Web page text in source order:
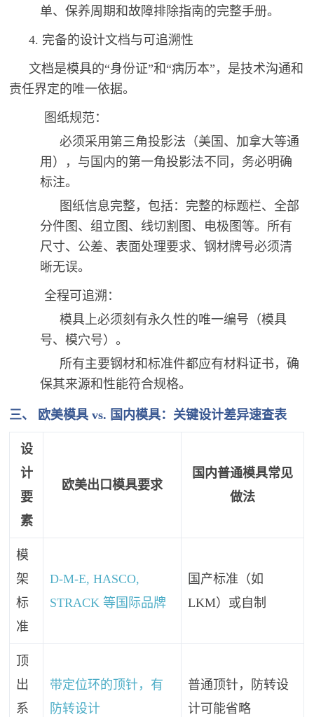
单、保养周期和故障排除指南的完整手册。
4. 完备的设计文档与可追溯性
文档是模具的“身份证”和“病历本”，是技术沟通和
责任界定的唯一依据。
图纸规范：
必须采用第三角投影法（美国、加拿大等通
用），与国内的第一角投影法不同，务必明确
标注。
图纸信息完整，包括：完整的标题栏、全部
分件图、组立图、线切割图、电极图等。所有
尺寸、公差、表面处理要求、钢材牌号必须清
晰无误。
全程可追溯：
模具上必须刻有永久性的唯一编号（模具
号、模穴号）。
所有主要钢材和标准件都应有材料证书，确
保其来源和性能符合规格。
三、 欧美模具 vs. 国内模具：关键设计差异速查表
设
计
要
素
欧美出口模具要求
国内普通模具常见
做法
模
架
标
准
D-M-E, HASCO,
STRACK 等国际品牌
国产标准（如
LKM）或自制
顶
出
系
带定位环的顶针，有
防转设计
普通顶针，防转设
计可能省略